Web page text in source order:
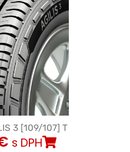
3 [109/107] T
s DPH